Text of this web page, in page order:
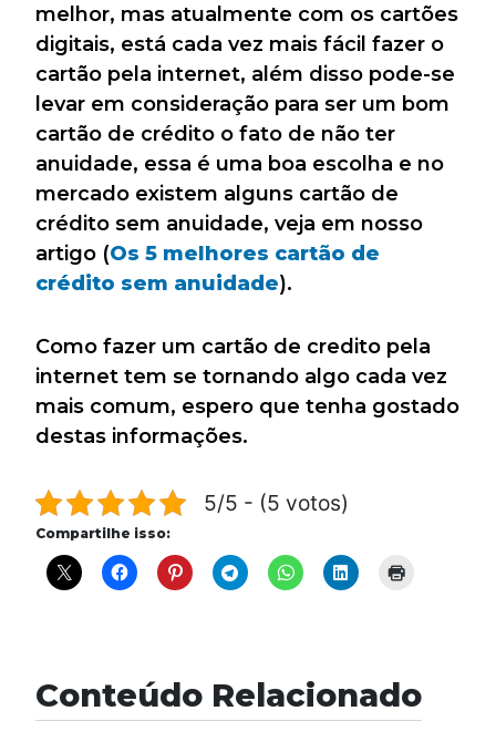
melhor, mas atualmente com os cartões
digitais, está cada vez mais fácil fazer o
cartão pela internet, além disso pode-se
levar em consideração para ser um bom
cartão de crédito o fato de não ter
anuidade, essa é uma boa escolha e no
mercado existem alguns cartão de
crédito sem anuidade, veja em nosso
artigo (Os 5 melhores cartão de
crédito sem anuidade).
Como fazer um cartão de credito pela
internet tem se tornando algo cada vez
mais comum, espero que tenha gostado
destas informações.
5/5 - (5 votos)
Compartilhe isso:
Conteúdo Relacionado